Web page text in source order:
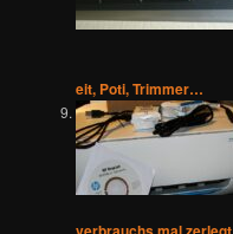
eit, Poti, Trimmer…